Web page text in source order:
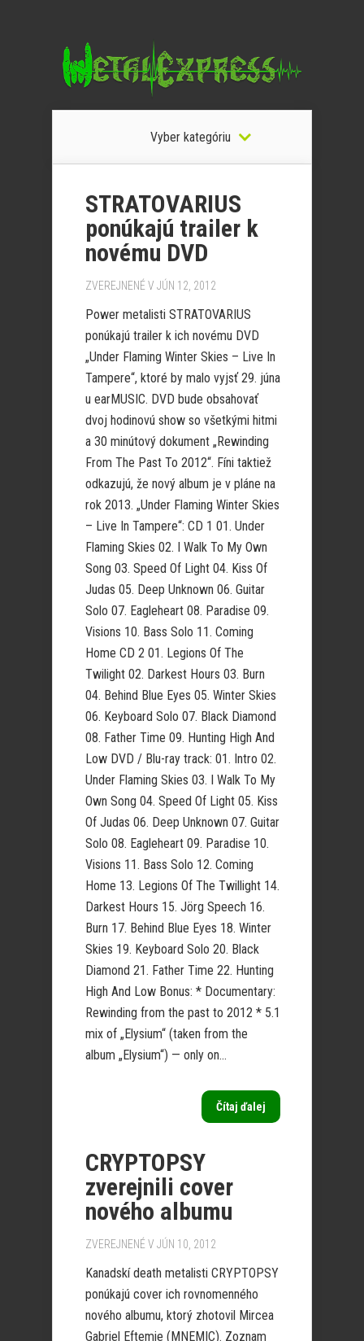
Vyber kategóriu
STRATOVARIUS
ponúkajú trailer k
novému DVD
ZVEREJNENÉ V JÚN 12, 2012
Power metalisti STRATOVARIUS
ponúkajú trailer k ich novému DVD
„Under Flaming Winter Skies – Live In
Tampere“, ktoré by malo vyjsť 29. júna
u earMUSIC. DVD bude obsahovať
dvoj hodinovú show so všetkými hitmi
a 30 minútový dokument „Rewinding
From The Past To 2012“. Fíni taktiež
odkazujú, že nový album je v pláne na
rok 2013. „Under Flaming Winter Skies
– Live In Tampere“: CD 1 01. Under
Flaming Skies 02. I Walk To My Own
Song 03. Speed Of Light 04. Kiss Of
Judas 05. Deep Unknown 06. Guitar
Solo 07. Eagleheart 08. Paradise 09.
Visions 10. Bass Solo 11. Coming
Home CD 2 01. Legions Of The
Twilight 02. Darkest Hours 03. Burn
04. Behind Blue Eyes 05. Winter Skies
06. Keyboard Solo 07. Black Diamond
08. Father Time 09. Hunting High And
Low DVD / Blu-ray track: 01. Intro 02.
Under Flaming Skies 03. I Walk To My
Own Song 04. Speed Of Light 05. Kiss
Of Judas 06. Deep Unknown 07. Guitar
Solo 08. Eagleheart 09. Paradise 10.
Visions 11. Bass Solo 12. Coming
Home 13. Legions Of The Twillight 14.
Darkest Hours 15. Jörg Speech 16.
Burn 17. Behind Blue Eyes 18. Winter
Skies 19. Keyboard Solo 20. Black
Diamond 21. Father Time 22. Hunting
High And Low Bonus: * Documentary:
Rewinding from the past to 2012 * 5.1
mix of „Elysium“ (taken from the
album „Elysium“) — only on...
Čítaj ďalej
CRYPTOPSY
zverejnili cover
nového albumu
ZVEREJNENÉ V JÚN 10, 2012
Kanadskí death metalisti CRYPTOPSY
ponúkajú cover ich rovnomenného
nového albumu, ktorý zhotovil Mircea
Gabriel Eftemie (MNEMIC). Zoznam